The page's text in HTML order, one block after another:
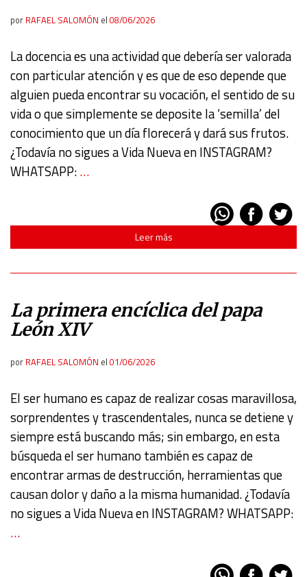
por RAFAEL SALOMÓN el 08/06/2026
La docencia es una actividad que debería ser valorada
con particular atención y es que de eso depende que
alguien pueda encontrar su vocación, el sentido de su
vida o que simplemente se deposite la ‘semilla’ del
conocimiento que un día florecerá y dará sus frutos.
¿Todavía no sigues a Vida Nueva en INSTAGRAM?
WHATSAPP:…
Leer más
La primera encíclica del papa
León XIV
por RAFAEL SALOMÓN el 01/06/2026
El ser humano es capaz de realizar cosas maravillosa,
sorprendentes y trascendentales, nunca se detiene y
siempre está buscando más; sin embargo, en esta
búsqueda el ser humano también es capaz de
encontrar armas de destrucción, herramientas que
causan dolor y daño a la misma humanidad. ¿Todavía
no sigues a Vida Nueva en INSTAGRAM? WHATSAPP:
…